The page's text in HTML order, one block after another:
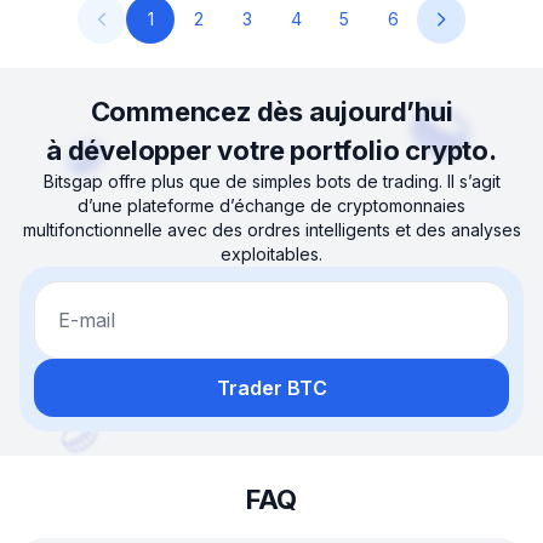
1 2 3 4 5 6
Commencez dès aujourd’hui
à développer votre portfolio crypto.
Bitsgap offre plus que de simples bots de trading. Il s’agit
d’une plateforme d’échange de cryptomonnaies
multifonctionnelle avec des ordres intelligents et des analyses
exploitables.
E-mail
Trader BTC
FAQ